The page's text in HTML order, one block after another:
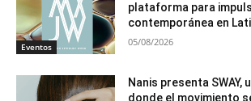
Eventos
plataforma para
contemporánea en
05/08/2026
Nanis presenta SWAY,
donde el movimiento